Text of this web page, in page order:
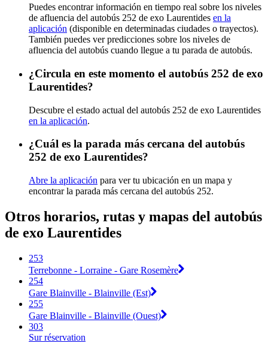
Puedes encontrar información en tiempo real sobre los niveles
de afluencia del autobús 252 de exo Laurentides en la
aplicación (disponible en determinadas ciudades o trayectos).
También puedes ver predicciones sobre los niveles de
afluencia del autobús cuando llegue a tu parada de autobús.
¿Circula en este momento el autobús 252 de exo
Laurentides?
Descubre el estado actual del autobús 252 de exo Laurentides
en la aplicación.
¿Cuál es la parada más cercana del autobús
252 de exo Laurentides?
Abre la aplicación para ver tu ubicación en un mapa y
encontrar la parada más cercana del autobús 252.
Otros horarios, rutas y mapas del autobús
de exo Laurentides
253
Terrebonne - Lorraine - Gare Rosemère
254
Gare Blainville - Blainville (Est)
255
Gare Blainville - Blainville (Ouest)
303
Sur réservation